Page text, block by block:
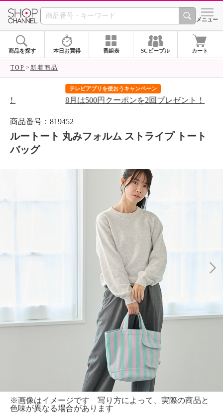
SHOP CHANNEL シメニュー
商品を探す 本日お買得 番組表 SCピープル カート
TOP 新着商品
テレビアプリを使おうキャンペーン
8月は500円クーポンを2回プレゼント！
商品番号：819452
ルートート 丸みフォルム ストライプ トート
バッグ
※画像はイメージです 写り方によって、実際の商品と
色味が異なる場合があります